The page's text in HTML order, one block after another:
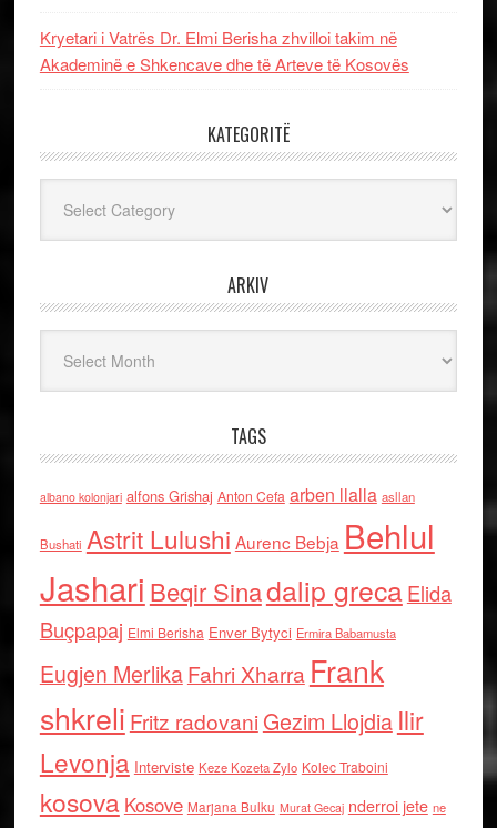
Kryetari i Vatrës Dr. Elmi Berisha zhvilloi takim në
Akademinë e Shkencave dhe të Arteve të Kosovës
KATEGORITË
ARKIV
TAGS
albano kolonjari alfons Grishaj Anton Cefa arben llalla asllan
Bushati Astrit Lulushi Aurenc Bebja Behlul
Jashari Beqir Sinadalip grecaElida
Buçpapaj Elmi Berisha Enver Bytyci Ermira Babamusta
Eugjen MerlikaFahri Xharra Frank
shkreli Fritz radovaniGezim Llojdia Ilir
Levonja Interviste Keze Kozeta Zylo Kolec Traboini
kosova Kosove Marjana Bulku Murat Gecaj nderroi jete ne